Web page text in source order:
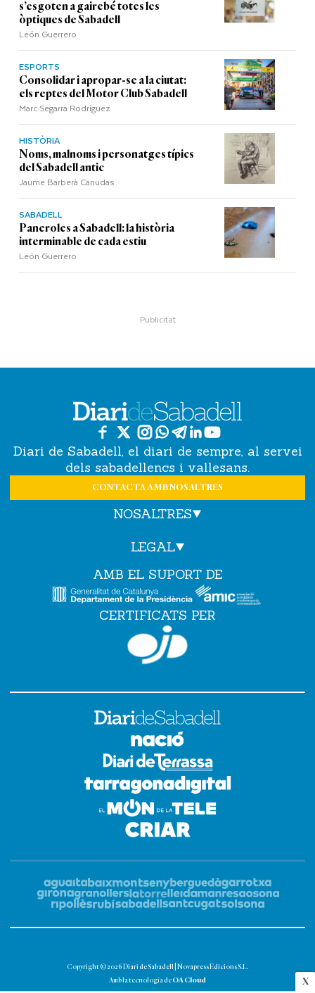
X
s’esgoten a gairebé totes les
òptiques de Sabadell
León Guerrero
ESPORTS
Consolidar i apropar-se a la ciutat:
els reptes del Motor Club Sabadell
Marc Segarra Rodríguez
HISTÒRIA
Noms, malnoms i personatges típics
del Sabadell antic
Jaume Barberà Canudas
SABADELL
Paneroles a Sabadell: la història
interminable de cada estiu
León Guerrero
Diari de Sabadell, el diari de sempre, al servei
dels sabadellencs i vallesans.
CONTACTA AMB NOSALTRES
NOSALTRES
LEGAL
AMB EL SUPORT DE
CERTIFICATS PER
Copyright © 2026 Diari de Sabadell | Novapress Edicions S.L.
Amb la tecnologia de OA Cloud